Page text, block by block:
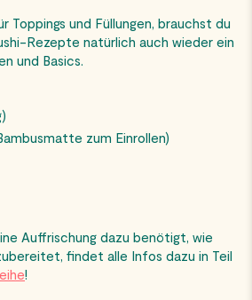
Toppings und Füllungen, brauchst du
Rezepte natürlich auch wieder ein
und Basics.
zum Einrollen)
Auffrischung dazu benötigt, wie
findet alle Infos dazu in Teil
!